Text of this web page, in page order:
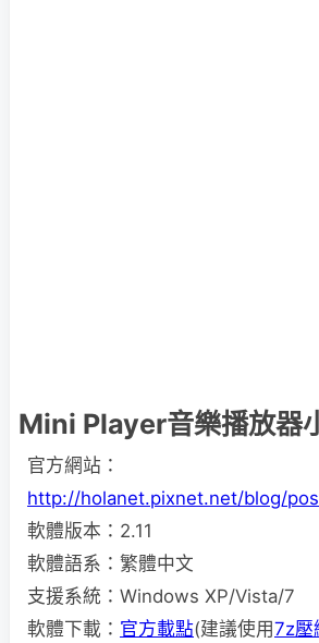
Mini Player音樂播放器
官方網站：
http://holanet.pixnet.net/blog/
軟體版本：2.11
軟體語系：繁體中文
支援系統：Windows XP/Vista/7
軟體下載： 官方載點(建議使用7z壓